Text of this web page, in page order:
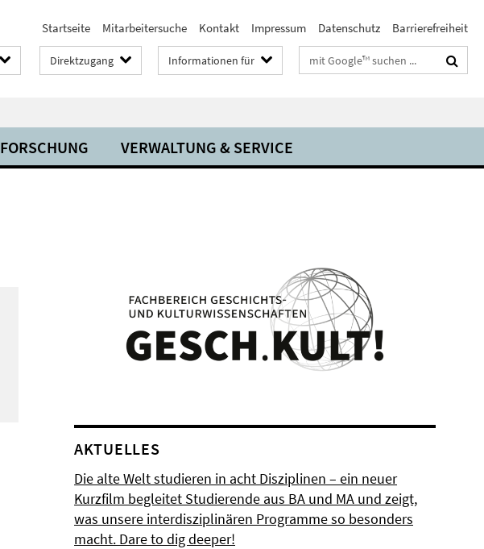
Startseite Mitarbeitersuche Kontakt Impressum Datenschutz Barrierefreiheit
Direktzugang Informationen für Suchbegriffe
FORSCHUNG VERWALTUNG & SERVICE
AKTUELLES
Die alte Welt studieren in acht Disziplinen – ein neuer
Kurzfilm begleitet Studierende aus BA und MA und zeigt,
was unsere interdisziplinären Programme so besonders
macht. Dare to dig deeper!